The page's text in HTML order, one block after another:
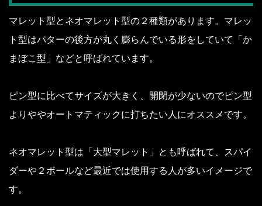
マレット型とネオマレット型の２種類があります。 マレッ
ト型はパターの後方が丸く膨らんでいる形をしていて「か
まぼこ型」などと呼ばれています。
ピン型に比べてサイズが大きく、開閉が少ないのでピン型
よりややオートマティックに打ちたい人にオススメです。
ネオマレット型は「大型マレット」とも呼ばれて、スパイ
ダーや２ボールなど最近では使用する人が多いイメージで
す。